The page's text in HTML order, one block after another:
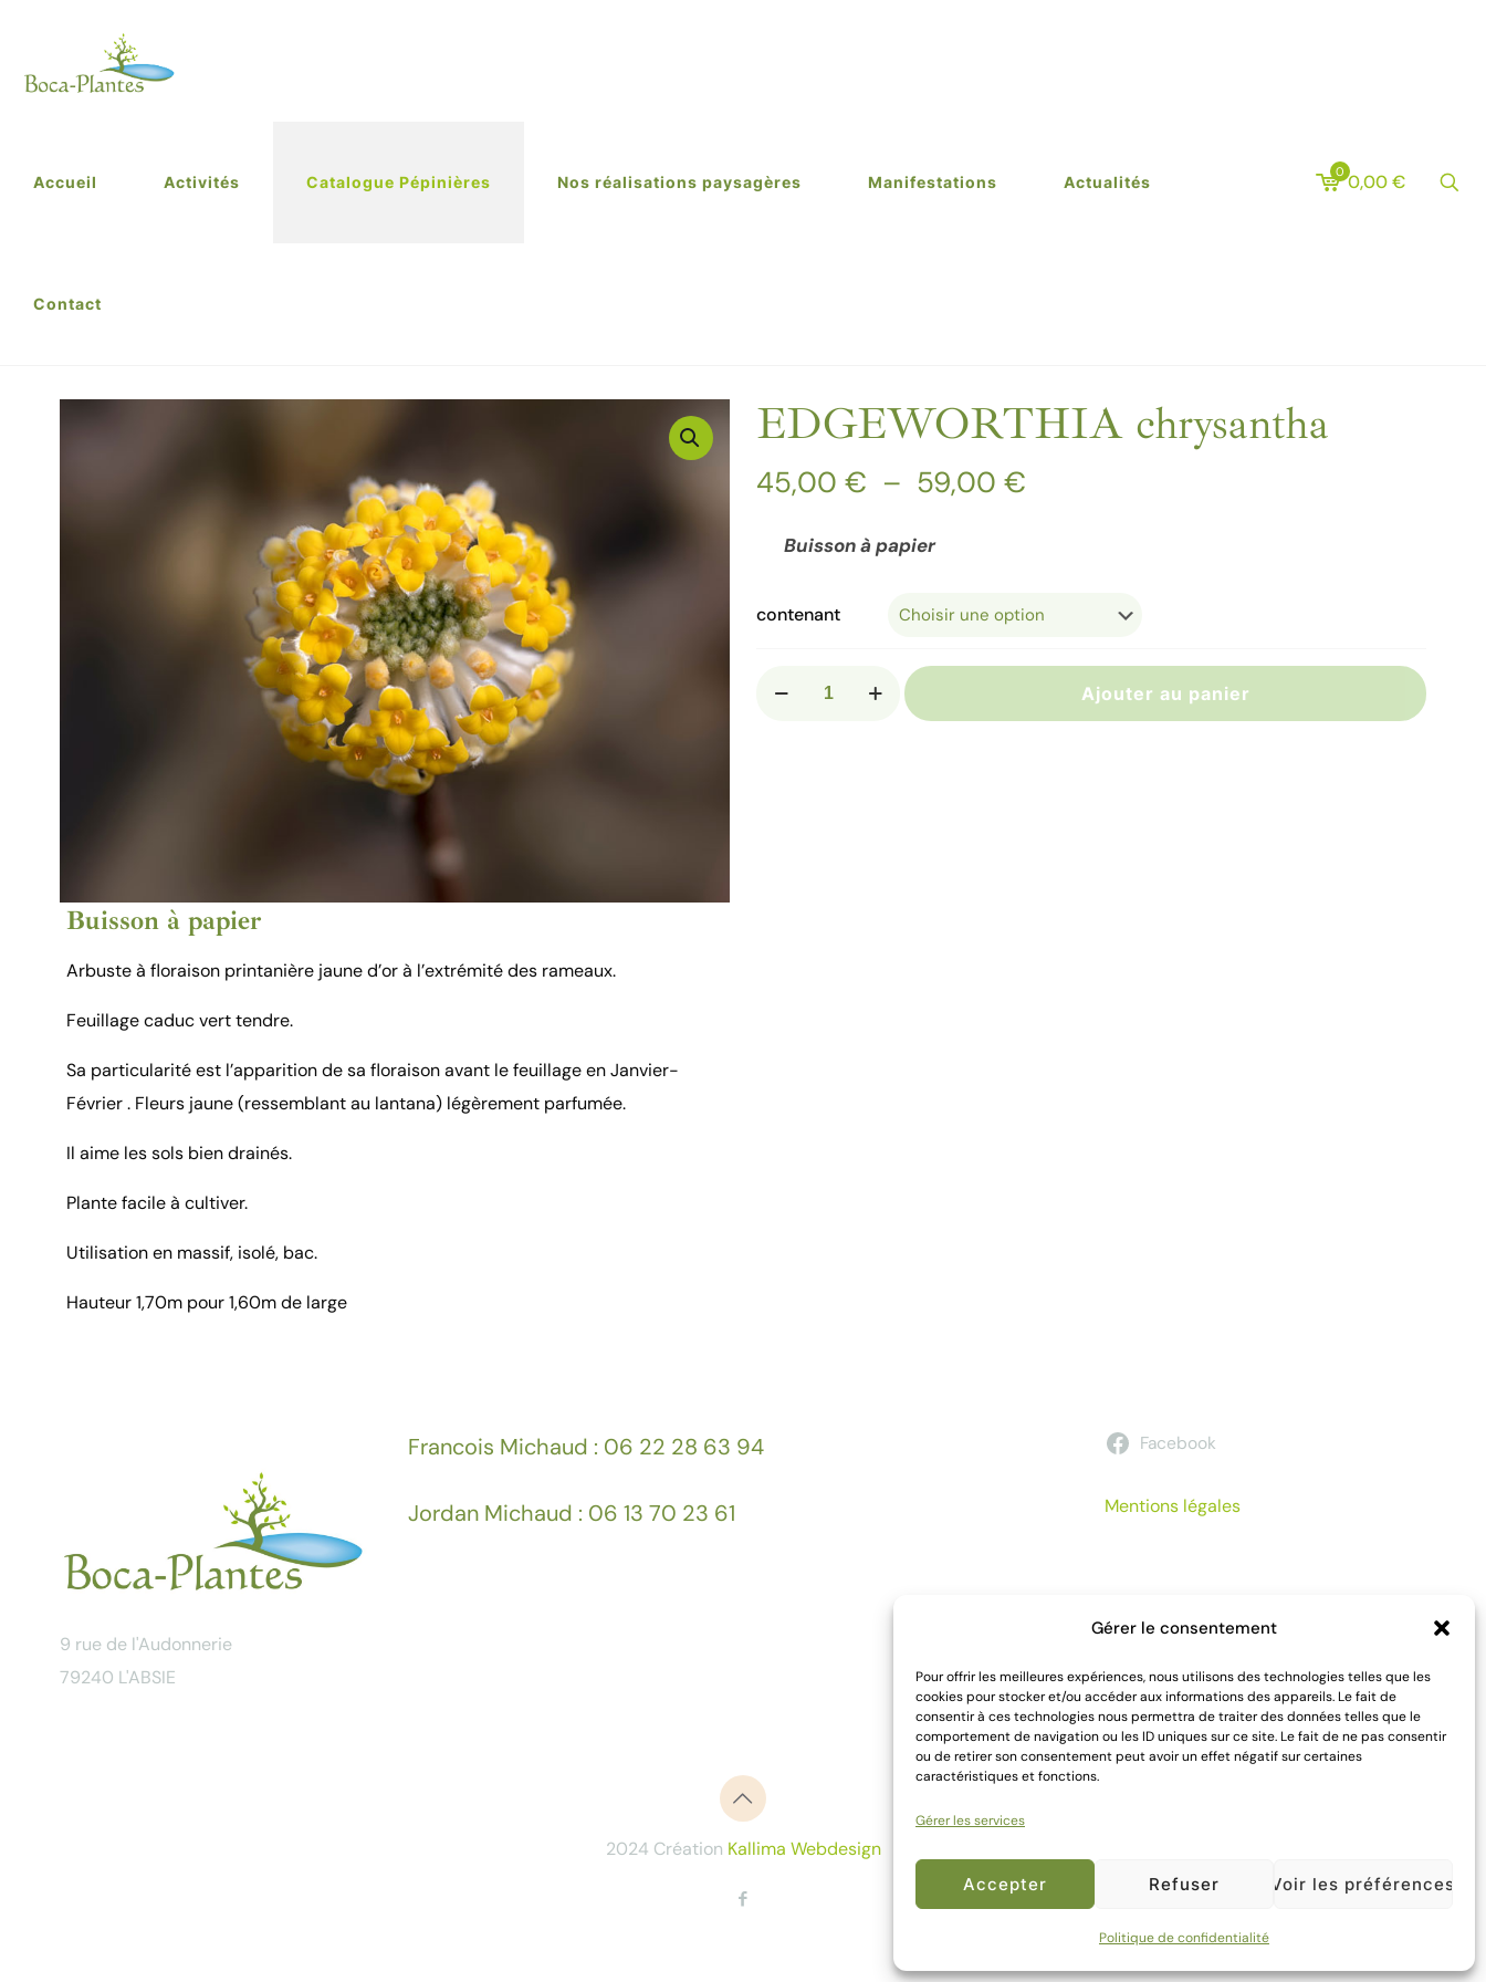
Gérer le consentement
Pour offrir les meilleures expériences, nous utilisons des technologies telles que les
cookies pour stocker et/ou accéder aux informations des appareils. Le fait de
consentir à ces technologies nous permettra de traiter des données telles que le
comportement de navigation ou les ID uniques sur ce site. Le fait de ne pas consentir
ou de retirer son consentement peut avoir un effet négatif sur certaines
caractéristiques et fonctions.
Gérer les services
Accepter Refuser Voir les préférences
Politique de confidentialité
Accueil Activités Catalogue Pépinières Nos réalisations paysagères Manifestations Actualités
Contact
0 0,00€
Buisson à papier
Arbuste à floraison printanière jaune d’or à l’extrémité des rameaux.
Feuillage caduc vert tendre.
Sa particularité est l’apparition de sa floraison avant le feuillage en Janvier-
Février . Fleurs jaune (ressemblant au lantana) légèrement parfumée.
Il aime les sols bien drainés.
Plante facile à cultiver.
Utilisation en massif, isolé, bac.
Hauteur 1,70m pour 1,60m de large
EDGEWORTHIA chrysantha
45,00 € – 59,00 €
à
Buisson à papier
contenant
Ajouter au panier
9 rue de l'Audonnerie
79240 L'ABSIE
Francois Michaud : 06 22 28 63 94
Jordan Michaud : 06 13 70 23 61
Facebook
Mentions légales
2024 Création Kallima Webdesign